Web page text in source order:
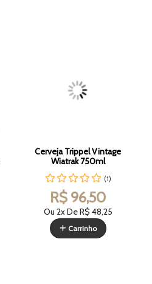
Cerveja Trippel Vintage
Wiatrak 750ml
(1)
R$ 96,50
Ou 2x DeR$ 48,25
Carrinho